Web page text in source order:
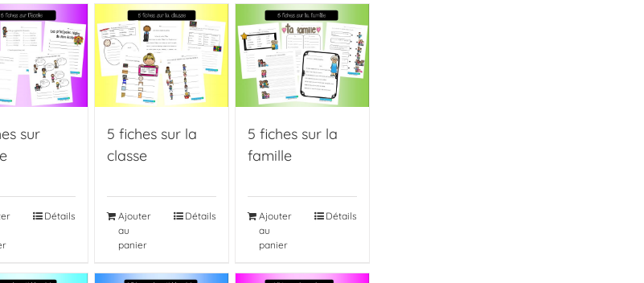
sur
Détails
5 fiches sur la
classe
Ajouter
au
panier
Détails
5 fiches sur la
famille
Ajouter
au
panier
Détails